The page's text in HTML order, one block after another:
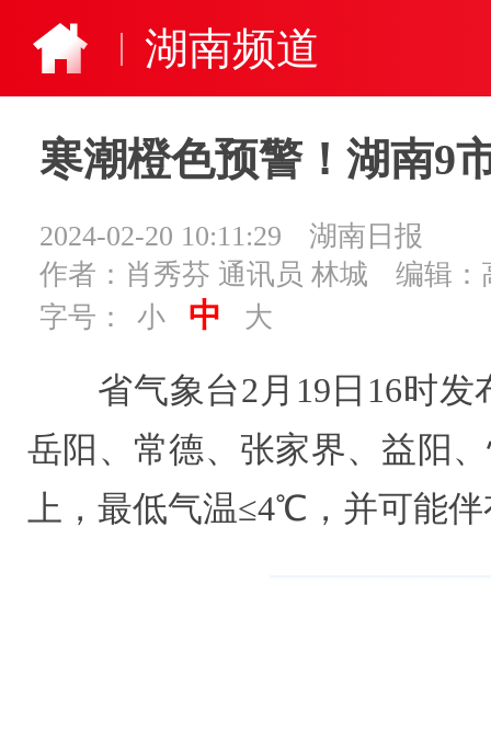
湖南频道
寒潮橙色预警！湖南9
2024-02-20 10:11:29
湖南日报
作者：肖秀芬 通讯员 林城
编辑：
字号：
小 中 大
省气象台2月19日16时
岳阳、常德、张家界、益阳
上，最低气温≤4℃，并可能